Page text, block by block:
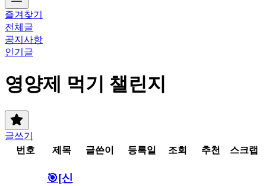
즐겨찾기
전체글
공지사항
인기글
영양제 먹기 챌린지
글쓰기
번호
제목 글쓴이 등록일 조회 추천 스크랩
🎯[신